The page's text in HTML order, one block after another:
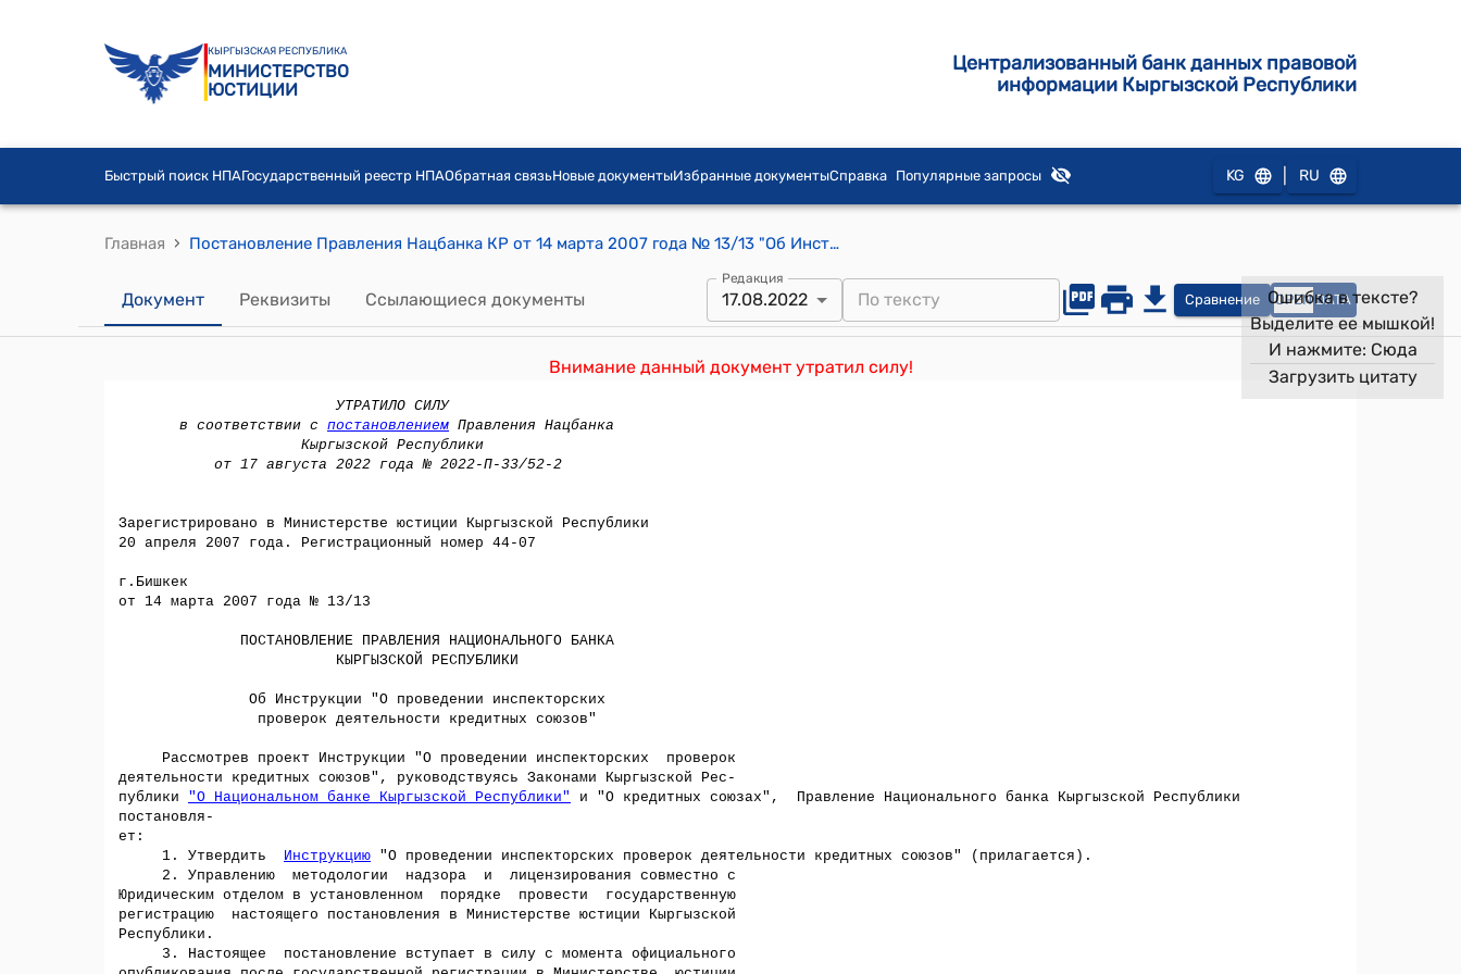
КЫРГЫЗСКАЯ РЕСПУБЛИКА
МИНИСТЕРСТВО
ЮСТИЦИИ
Централизованный банк данных правовой
информации Кыргызской Республики
Быстрый поиск НПАГосударственный реестр НПАОбратная связьНовые документыИзбранные документыСправка Популярные запросы KG RU
Главная › Постановление Правления Нацбанка КР от 14 марта 2007 года № 13/13 "Об Инструкции "О проведении инспекторских проверок деятельности кредитных союзов"
Документ Реквизиты Ссылающиеся документы
Редакция
17.08.2022 Сравнение OPEN DATA
Внимание данный документ утратил силу!
Ошибка в тексте?
Выделите ее мышкой!
И нажмите: Сюда
Загрузить цитату